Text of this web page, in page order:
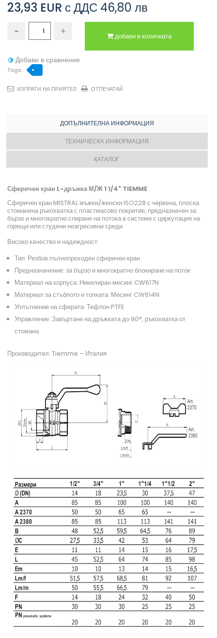
23,93 EUR с ДДС 46,80 лв
добави в количката
Добави в сравнение
Tags:
ИЗПРАТИ НА ПРИЯТЕЛ ОТПЕЧАТАЙ
ДОПЪЛНИТЕЛНА ИНФОРМАЦИЯ
ТЕХНИЧЕСКА ИНФОРМАЦИЯ
КАТАЛОГ
Сферичен кран L-дръжка М/Ж 1 1/4" TIEMME
Сферичен кран MISTRAL мъжки/женски ISO228 с червена, плоска
стоманена ръкохватка с пластмасово покритие, предназначен за
бързо и многократно спиране на потока в системи с циркулация на
горещи или студени неагресивни среди.
Високо качество и надеждност:
Тип: Резбов пълнопроходен сферичен кран
Предназначение: за бързо и многократно блокиране на поток
Материал на корпуса: Никелиран месинг CW617N
Материал за стъблото и топката: Месинг CW614N
Уплътнение на сферата: Тефлон PTFE
Управление: Завъртане на дръжката до 90°, ръкохватка от
стомана.
Производител: Tiemme – Италия